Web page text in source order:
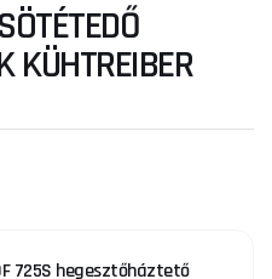
KÜHTREIBER
725S hegesztőháztető